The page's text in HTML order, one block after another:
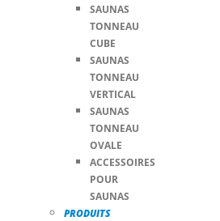
SAUNAS
TONNEAU
CUBE
SAUNAS
TONNEAU
VERTICAL
SAUNAS
TONNEAU
OVALE
ACCESSOIRES
POUR
SAUNAS
PRODUITS